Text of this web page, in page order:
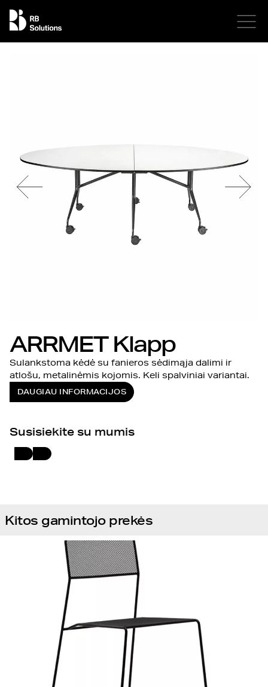
ARRMET Klapp
Sulankstoma kėdė su fanieros sėdimąja dalimi ir
atlošu, metalinėmis kojomis. Keli spalviniai variantai.
DAUGIAU INFORMACIJOS
Susisiekite su mumis
Kitos gamintojo prekės